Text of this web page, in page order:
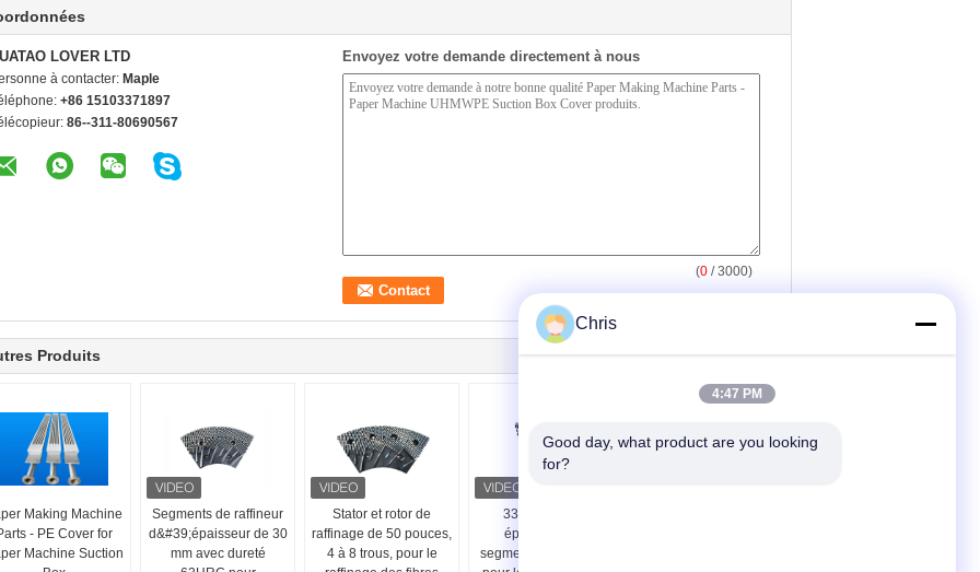
LOVER LTD
à contacter: Maple
+86 15103371897
86--311-80690567
Envoyez votre demande directement à nous
(0 / 3000)
Produits
Making Machine
- PE Cover for
Machine Suction
Segments de raffineur
d&#39;épaisseur de 30
mm avec dureté
Stator et rotor de
raffinage de 50 pouces,
4 à 8 trous, pour le
33 mm-42 mm
épaisseur des
segments de raffinage
Chris
4:47 PM
Good day, what product are you looking
for?